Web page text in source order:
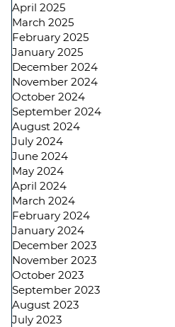
April 2025
March 2025
February 2025
January 2025
December 2024
November 2024
October 2024
September 2024
August 2024
July 2024
June 2024
May 2024
April 2024
March 2024
February 2024
January 2024
December 2023
November 2023
October 2023
September 2023
August 2023
July 2023